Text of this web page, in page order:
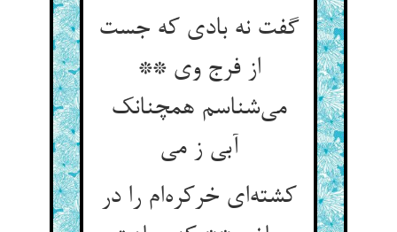
گفت نه بادی که جست
از فرج وی **
می‌شناسم همچنانک
آبی ز می
کشته‌ای خرکره‌ام را در